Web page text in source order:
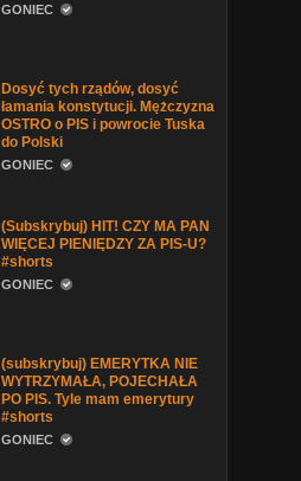
GONIEC
Dosyć tych rządów, dosyć
łamania konstytucji. Mężczyzna
OSTRO o PIS i powrocie Tuska
do Polski
GONIEC
(Subskrybuj) HIT! CZY MA PAN
WIĘCEJ PIENIĘDZY ZA PIS-U?
#shorts
GONIEC
(subskrybuj) EMERYTKA NIE
WYTRZYMAŁA, POJECHAŁA
PO PIS. Tyle mam emerytury
#shorts
GONIEC